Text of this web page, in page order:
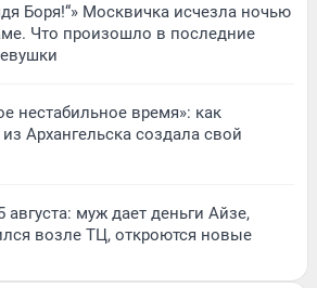
Боря!“» Москвичка исчезла ночью
Что произошло в последние
нестабильное время»: как
Архангельска создала свой
муж дает деньги Айзе,
возле ТЦ, откроются новые